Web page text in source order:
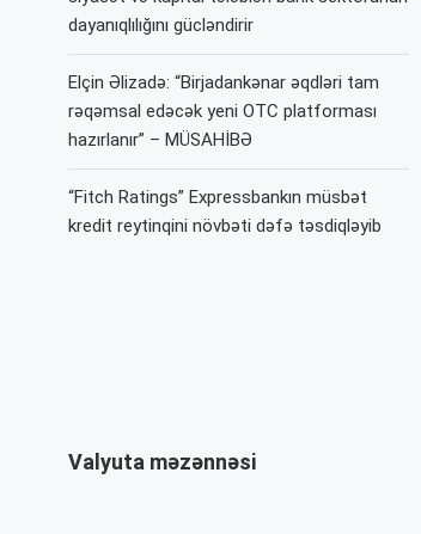
dayanıqlılığını gücləndirir
Elçin Əlizadə: “Birjadankənar əqdləri tam
rəqəmsal edəcək yeni OTC platforması
hazırlanır” – MÜSAHİBƏ
“Fitch Ratings” Expressbankın müsbət
kredit reytinqini növbəti dəfə təsdiqləyib
Valyuta məzənnəsi